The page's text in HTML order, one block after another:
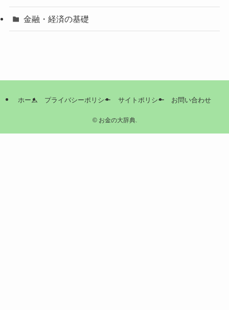
金融・経済の基礎
ホーム プライバシーポリシー サイトポリシー お問い合わせ
©お金の大辞典.